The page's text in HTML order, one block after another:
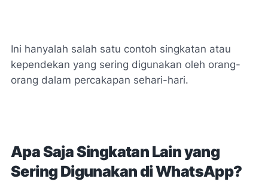
Ini hanyalah salah satu contoh singkatan atau
kependekan yang sering digunakan oleh orang-
orang dalam percakapan sehari-hari.
Apa Saja Singkatan Lain yang
Sering Digunakan di WhatsApp?